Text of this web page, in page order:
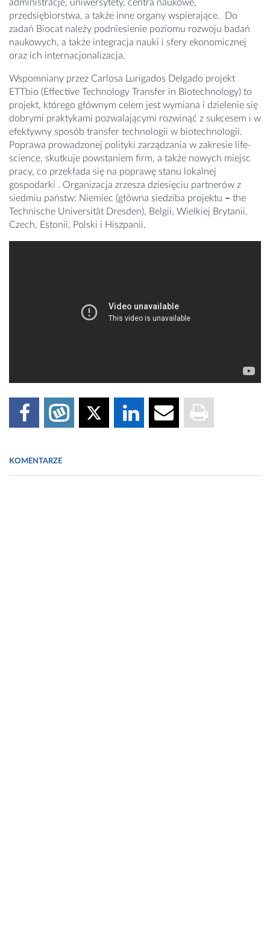
administracje, uniwersytety, centra naukowe,
przedsiębiorstwa, a także inne organy wspierające. Do
zadań Biocat należy podniesienie poziomu rozwoju badań
naukowych, a także integracja nauki i sfery ekonomicznej
oraz ich internacjonalizacja.
Wspomniany przez Carlosa Lurigados Delgado projekt
ETTbio (Effective Technology Transfer in Biotechnology) to
projekt, którego głównym celem jest wymiana i dzielenie się
dobrymi praktykami pozwalającymi rozwinąć z sukcesem i w
efektywny sposób transfer technologii w biotechnologii.
Poprawa prowadzonej polityki zarządzania w zakresie life-
science, skutkuje powstaniem firm, a także nowych miejsc
pracy, co przekłada się na poprawę stanu lokalnej
gospodarki . Organizacja zrzesza dziesięciu partnerów z
siedmiu państw: Niemiec (główna siedziba projektu ­­­­­­­­­­­– the
Technische Universität Dresden), Belgii, Wielkiej Brytanii,
Czech, Estonii, Polski i Hiszpanii.
KOMENTARZE